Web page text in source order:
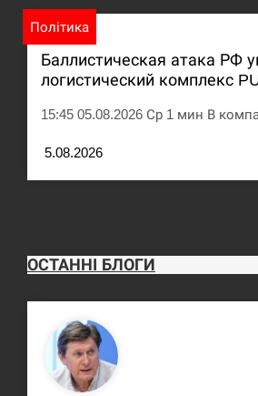
Політика
Баллистическая атака РФ
логистический комплекс
15:45 05.08.2026 Ср 1 мин В
5.08.2026
ОСТАННІ БЛОГИ